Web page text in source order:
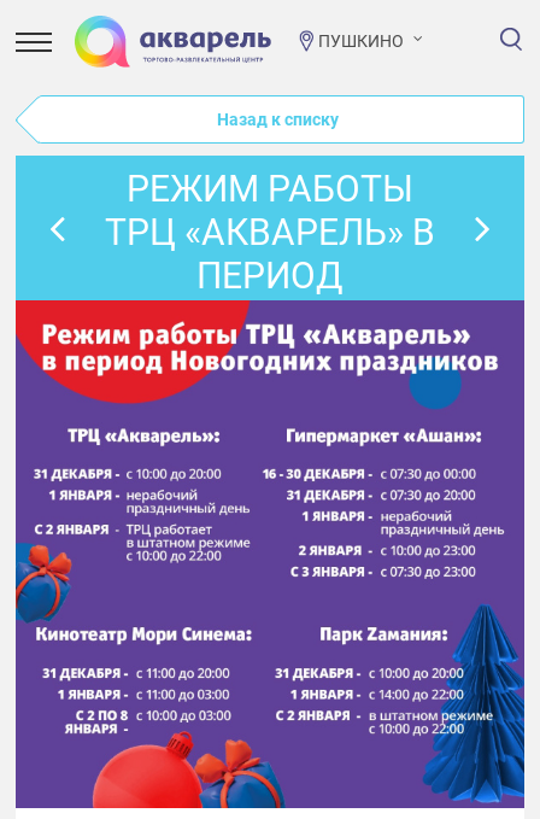
ПУШКИНО
Назад к списку
РЕЖИМ РАБОТЫ
ТРЦ «АКВАРЕЛЬ» В
ПЕРИОД
НОВОГОДНИХ
ПРАЗДНИКОВ